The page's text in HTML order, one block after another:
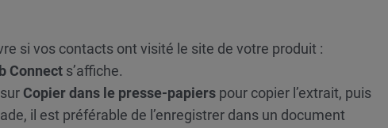
si vos contacts ont visité le site de votre produit :
Connect s’affiche.
Copier dans le presse-papiers pour copier l’extrait, puis
il est préférable de l’enregistrer dans un document